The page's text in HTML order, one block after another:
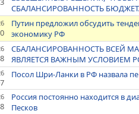
СБАЛАНСИРОВАННОСТЬ
Путин предложил обсудить
экономику РФ
СБАЛАНСИРОВАННОСТЬ ВСЕЙ
ЯВЛЯЕТСЯ ВАЖНЫМ УСЛОВИЕМ
Посол Шри-Ланки в РФ назвала
Россия постоянно находится в
Песков